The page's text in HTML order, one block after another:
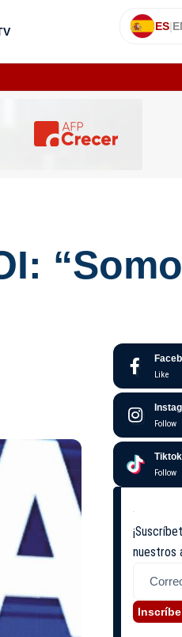
ES|
Like
Follow
Tiktok
Follow
nuestros